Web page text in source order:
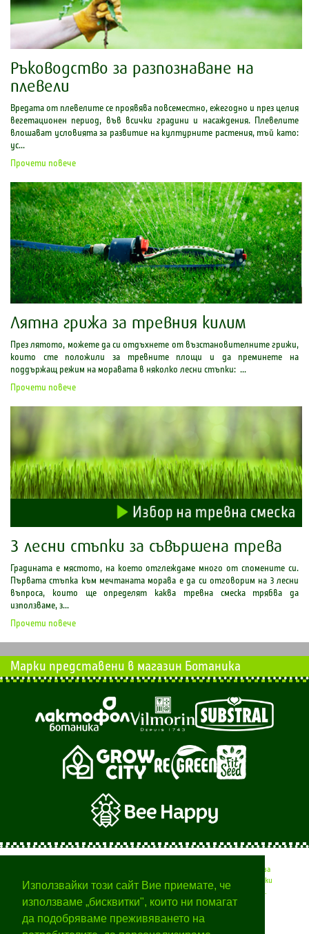
Използвайки този сайт Вие приемате, че
използваме „бисквитки", които ни помагат
да подобряваме преживяването на
Ръководство за разпознаване на
плевели
Вредата от плевелите се проявява повсеместно, ежегодно и през целия
вегетационен период, във всички градини и насаждения. Плевелите
влошават условията за развитие на културните растения, тъй като:
ус...
Прочети повече
Лятна грижа за тревния килим
През лятото, можете да си отдъхнете от възстановителните грижи,
които сте положили за тревните площи и да преминете на
поддържащ режим на моравата в няколко лесни стъпки: ...
Прочети повече
3 лесни стъпки за съвършена трева
Градината е мястото, на което отглеждаме много от спомените си.
Първата стъпка към мечтаната морава е да си отговорим на 3 лесни
въпроса, които ще определят каква тревна смеска трябва да
използваме, з...
Прочети повече
Марки представени в магазин Ботаника
Тук ще намерите полезни съвети от професионалисти за
вашата градина, времето за различните селскостопански
дейности и начини за отглеждане на различни растения.